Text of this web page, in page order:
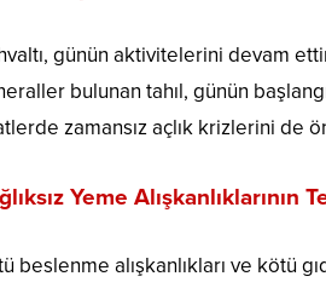
günün aktivitelerini devam
bulunan tahıl, günün
zamansız açlık krizlerini de
Yeme Alışkanlıklarının
beslenme alışkanlıkları ve kötü